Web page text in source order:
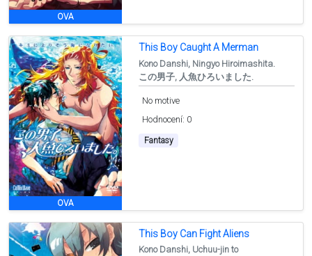
OVA
OVA
This Boy Caught A Merman
Kono Danshi, Ningyo Hiroimashita.
この男子, 人魚ひろいました.
No motive
Hodnocení: 0
Fantasy
This Boy Can Fight Aliens
Kono Danshi, Uchuu-jin to